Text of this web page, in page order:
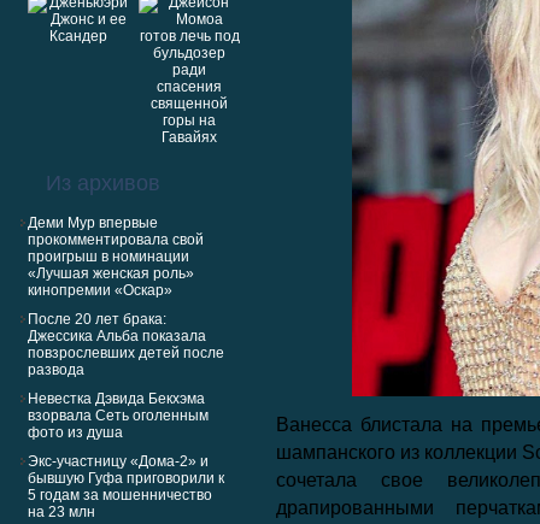
Из архивов
Деми Мур впервые
прокомментировала свой
проигрыш в номинации
«Лучшая женская роль»
кинопремии «Оскар»
После 20 лет брака:
Джессика Альба показала
повзрослевших детей после
развода
Невестка Дэвида Бекхэма
взорвала Сеть оголенным
фото из душа
Экс-участницу «Дома-2» и
бывшую Гуфа приговорили к
5 годам за мошенничество
на 23 млн
Ванесса блистала на
шампанского из коллекции
сочетала свое
драпированными